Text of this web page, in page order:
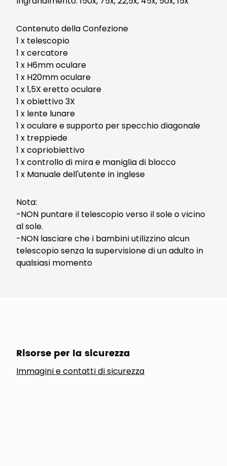
Contenuto della Confezione
1 x telescopio
1 x cercatore
1 x H6mm oculare
1 x H20mm oculare
1 x 1,5X eretto oculare
1 x obiettivo 3X
1 x lente lunare
1 x oculare e supporto per specchio diagonale
1 x treppiede
1 x copriobiettivo
1 x controllo di mira e maniglia di blocco
1 x Manuale dell'utente in inglese
Nota:
-NON puntare il telescopio verso il sole o vicino
al sole.
-NON lasciare che i bambini utilizzino alcun
telescopio senza la supervisione di un adulto in
qualsiasi momento
Risorse per la sicurezza
Immagini e contatti di sicurezza